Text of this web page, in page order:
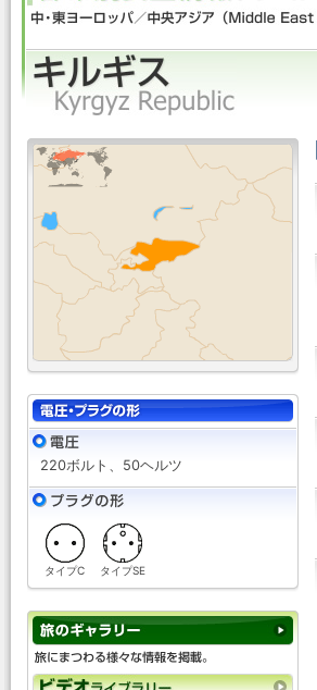
220ボルト、50ヘルツ
タイプC タイプSE